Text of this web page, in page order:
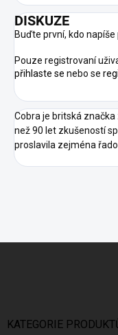
DISKUZE
Buďte první, kdo
Pouze registrovaní
přihlaste se nebo se
Cobra je britská
než 90 let zkušeností
proslavila zejména
KATEGORIE